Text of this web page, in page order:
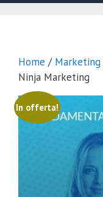
Home / Marketing
Ninja Marketing
In offerta!